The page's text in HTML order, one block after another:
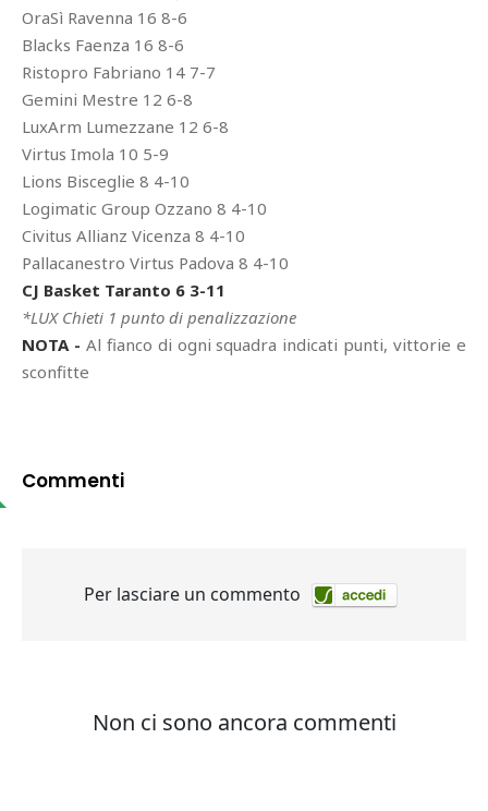
OraSì Ravenna 16 8-6
Blacks Faenza 16 8-6
Ristopro Fabriano 14 7-7
Gemini Mestre 12 6-8
LuxArm Lumezzane 12 6-8
Virtus Imola 10 5-9
Lions Bisceglie 8 4-10
Logimatic Group Ozzano 8 4-10
Civitus Allianz Vicenza 8 4-10
Pallacanestro Virtus Padova 8 4-10
CJ Basket Taranto 6 3-11
*LUX Chieti 1 punto di penalizzazione
NOTA - Al fianco di ogni squadra indicati punti, vittorie e
sconfitte
Commenti